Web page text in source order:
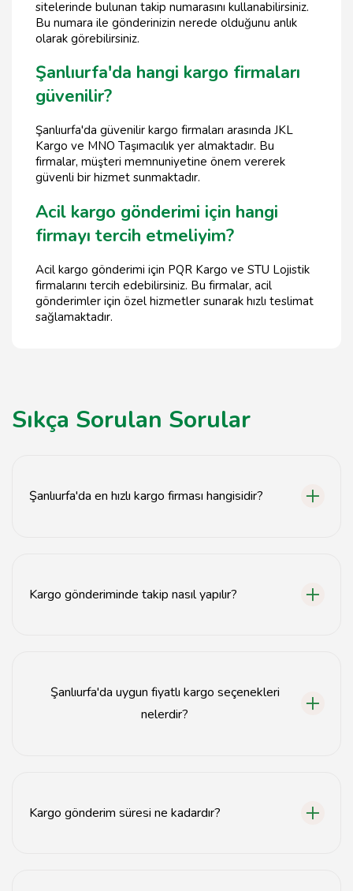
sitelerinde bulunan takip numarasını kullanabilirsiniz.
Bu numara ile gönderinizin nerede olduğunu anlık
olarak görebilirsiniz.
Şanlıurfa'da hangi kargo firmaları
güvenilir?
Şanlıurfa'da güvenilir kargo firmaları arasında JKL
Kargo ve MNO Taşımacılık yer almaktadır. Bu
firmalar, müşteri memnuniyetine önem vererek
güvenli bir hizmet sunmaktadır.
Acil kargo gönderimi için hangi
firmayı tercih etmeliyim?
Acil kargo gönderimi için PQR Kargo ve STU Lojistik
firmalarını tercih edebilirsiniz. Bu firmalar, acil
gönderimler için özel hizmetler sunarak hızlı teslimat
sağlamaktadır.
Sıkça Sorulan Sorular
Şanlıurfa'da en hızlı kargo firması hangisidir?
Kargo gönderiminde takip nasıl yapılır?
Şanlıurfa'da uygun fiyatlı kargo seçenekleri
nelerdir?
Kargo gönderim süresi ne kadardır?